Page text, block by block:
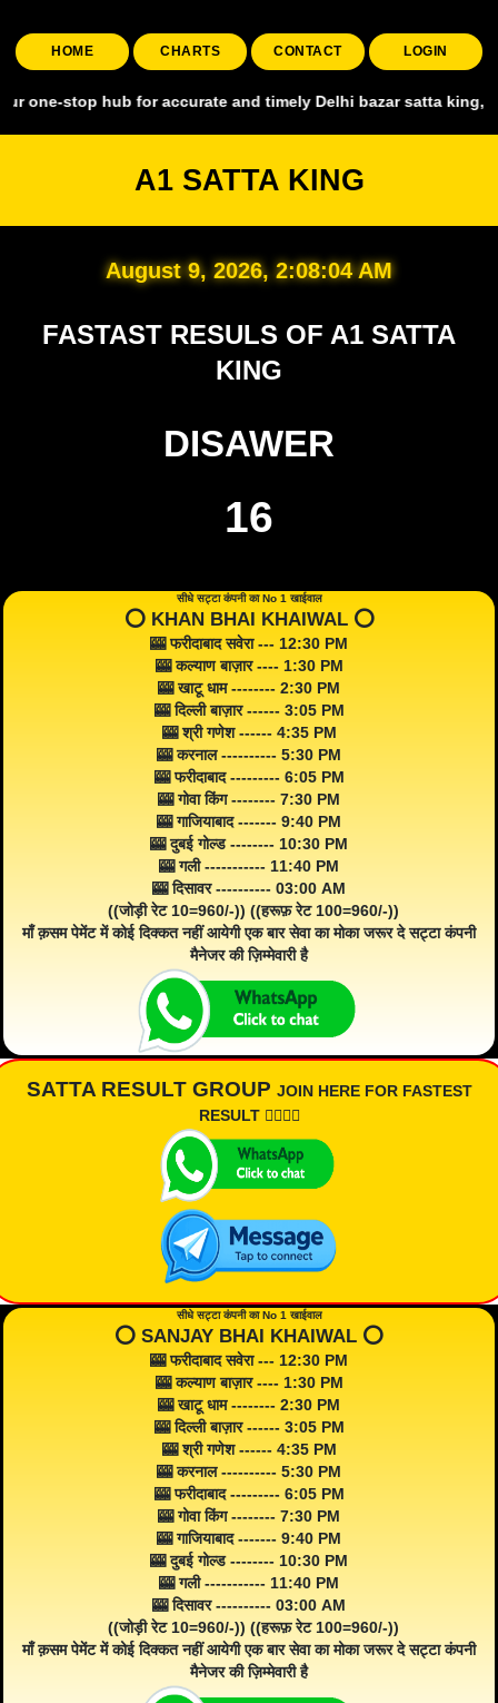
HOME CHARTS CONTACT LOGIN
hub for accurate and timely Delhi bazar satta king, covering
A1 SATTA KING
August 9, 2026, 2:08:05 AM
FASTAST RESULS OF A1 SATTA
KING
DISAWER
16
सीधे सट्टा कंपनी का No 1 खाईवाल
⭕️ KHAN BHAI KHAIWAL ⭕️
🎰 फरीदाबाद सवेरा --- 12:30 PM
🎰 कल्याण बाज़ार ---- 1:30 PM
🎰 खाटू धाम -------- 2:30 PM
🎰 दिल्ली बाज़ार ------ 3:05 PM
🎰 श्री गणेश ------ 4:35 PM
🎰 करनाल ---------- 5:30 PM
🎰 फरीदाबाद --------- 6:05 PM
🎰 गोवा किंग -------- 7:30 PM
🎰 गाजियाबाद ------- 9:40 PM
🎰 दुबई गोल्ड -------- 10:30 PM
🎰 गली ----------- 11:40 PM
🎰 दिसावर ---------- 03:00 AM
((जोड़ी रेट 10=960/-)) ((हरूफ़ रेट 100=960/-))
माँ क़सम पेमेंट में कोई दिक्कत नहीं आयेगी एक बार सेवा का मोका जरूर दे सट्टा कंपनी
मैनेजर की ज़िम्मेवारी है
SATTA RESULT GROUP JOIN HERE FOR FASTEST
RESULT 👇🏾👇🏾
सीधे सट्टा कंपनी का No 1 खाईवाल
⭕️ SANJAY BHAI KHAIWAL ⭕️
🎰 फरीदाबाद सवेरा --- 12:30 PM
🎰 कल्याण बाज़ार ---- 1:30 PM
🎰 खाटू धाम -------- 2:30 PM
🎰 दिल्ली बाज़ार ------ 3:05 PM
🎰 श्री गणेश ------ 4:35 PM
🎰 करनाल ---------- 5:30 PM
🎰 फरीदाबाद --------- 6:05 PM
🎰 गोवा किंग -------- 7:30 PM
🎰 गाजियाबाद ------- 9:40 PM
🎰 दुबई गोल्ड -------- 10:30 PM
🎰 गली ----------- 11:40 PM
🎰 दिसावर ---------- 03:00 AM
((जोड़ी रेट 10=960/-)) ((हरूफ़ रेट 100=960/-))
माँ क़सम पेमेंट में कोई दिक्कत नहीं आयेगी एक बार सेवा का मोका जरूर दे सट्टा कंपनी
मैनेजर की ज़िम्मेवारी है